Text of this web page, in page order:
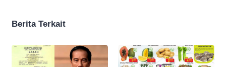
Berita Terkait